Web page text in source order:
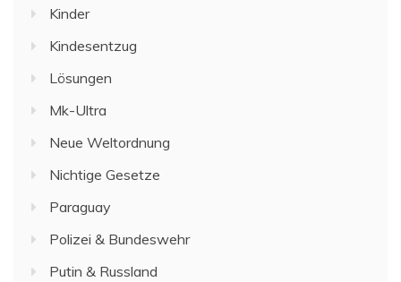
Kinder
Kindesentzug
Lösungen
Mk-Ultra
Neue Weltordnung
Nichtige Gesetze
Paraguay
Polizei & Bundeswehr
Putin & Russland